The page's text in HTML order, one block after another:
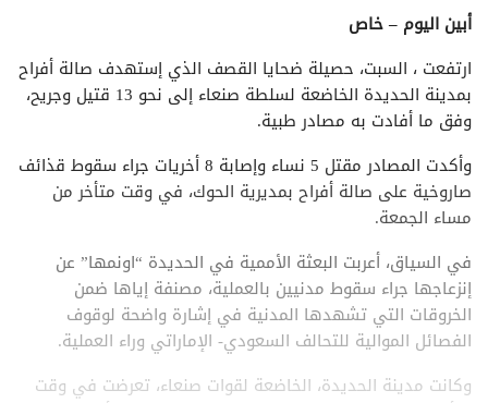
أبين اليوم – خاص
ارتفعت ، السبت، حصيلة ضحايا القصف الذي إستهدف صالة أفراح
بمدينة الحديدة الخاضعة لسلطة صنعاء إلى نحو 13 قتيل وجريح،
وفق ما أفادت به مصادر طبية.
وأكدت المصادر مقتل 5 نساء وإصابة 8 أخريات جراء سقوط قذائف
صاروخية على صالة أفراح بمديرية الحوك، في وقت متأخر من
مساء الجمعة.
في السياق، أعربت البعثة الأممية في الحديدة “اونمها” عن
إنزعاجها جراء سقوط مدنيين بالعملية، مصنفة إياها ضمن
الخروقات التي تشهدها المدنية في إشارة واضحة لوقوف
الفصائل الموالية للتحالف السعودي- الإماراتي وراء العملية.
وكانت مدينة الحديدة، الخاضعة لقوات صنعاء، تعرضت في وقت